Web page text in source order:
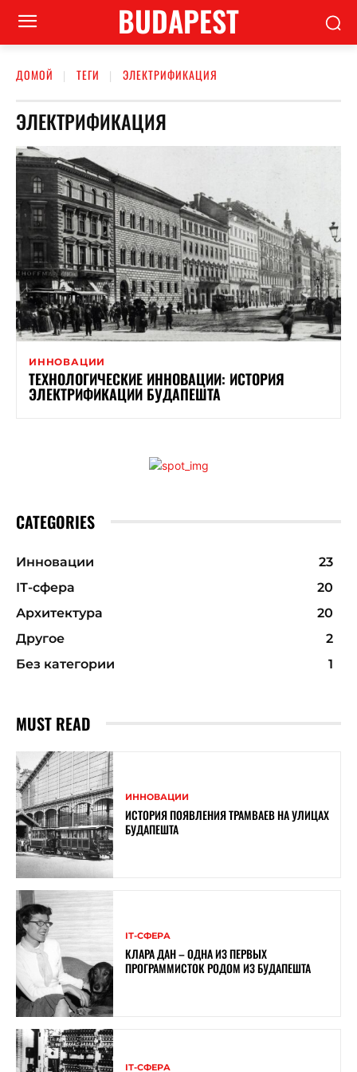
BUDAPEST
ДОМОЙ ТЕГИ ЭЛЕКТРИФИКАЦИЯ
ЭЛЕКТРИФИКАЦИЯ
ИННОВАЦИИ
ТЕХНОЛОГИЧЕСКИЕ ИННОВАЦИИ: ИСТОРИЯ
ЭЛЕКТРИФИКАЦИИ БУДАПЕШТА
CATEGORIES
Инновации
23
ІТ-сфера
20
Архитектура
20
Другое
2
Без категории
1
MUST READ
ИННОВАЦИИ
ИСТОРИЯ ПОЯВЛЕНИЯ ТРАМВАЕВ НА УЛИЦАХ
БУДАПЕШТА
ІТ-СФЕРА
КЛАРА ДАН – ОДНА ИЗ ПЕРВЫХ
ПРОГРАММИСТОК РОДОМ ИЗ БУДАПЕШТА
ІТ-СФЕРА